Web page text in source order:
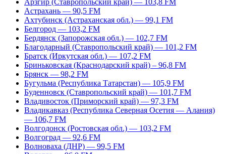
Арзгир (Ставропольский край) — 103,8 FM
Астрахань — 90,5 FM
Ахтубинск (Астраханская обл.) — 99,1 FM
Белгород — 103,2 FM
Бердянск (Запорожская обл.) — 102,7 FM
Благодарный (Ставропольский край) — 101,2 FM
Братск (Иркутская обл.) — 107,2 FM
Бриньковская (Краснодарский край) – 96,8 FM
Брянск — 98,2 FM
Бугульма (Республика Татарстан) — 105,9 FM
Буденновск (Ставропольский край) — 101,7 FM
Владивосток (Приморский край) — 97,3 FM
Владикавказ (Республика Северная Осетия — Алания)
— 106,7 FM
Волгодонск (Ростовская обл.) — 103,2 FM
Волгоград — 92,6 FM
Волноваха (ДНР) — 99,5 FM